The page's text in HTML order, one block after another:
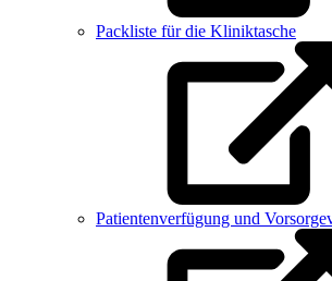
Packliste für die Kliniktasche
Patientenverfügung und